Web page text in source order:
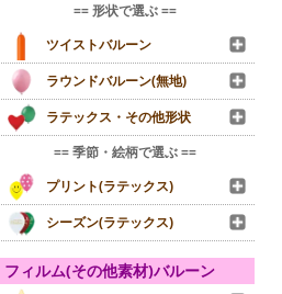
== 形状で選ぶ ==
ツイストバルーン
ラウンドバルーン(無地)
ラテックス・その他形状
== 季節・絵柄で選ぶ ==
プリント(ラテックス)
シーズン(ラテックス)
フィルム(その他素材)バルーン